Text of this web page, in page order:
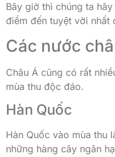
Bây giờ thì chúng ta
điểm đến tuyệt vời nhất
Các nước
Châu Á cũng có rất
mùa thu độc đáo.
Hàn Quốc
Hàn Quốc vào mùa thu
những hàng cây ngân